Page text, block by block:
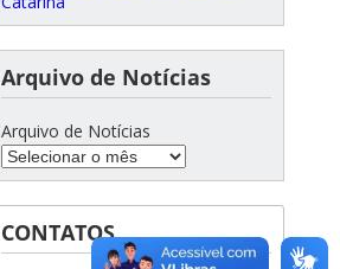
Arquivo de Notícias
Arquivo de Notícias
CONTATOS